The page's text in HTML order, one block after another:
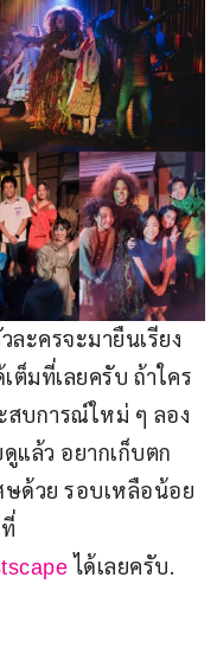
ะครจะมายืนเรียง
ต็มที่เลยครับ ถ้าใคร
สบการณ์ใหม่ ๆ ลอง
แล้ว อยากเก็บตก
ษด้วย รอบเหลือน้อย
ได้เลยครับ.